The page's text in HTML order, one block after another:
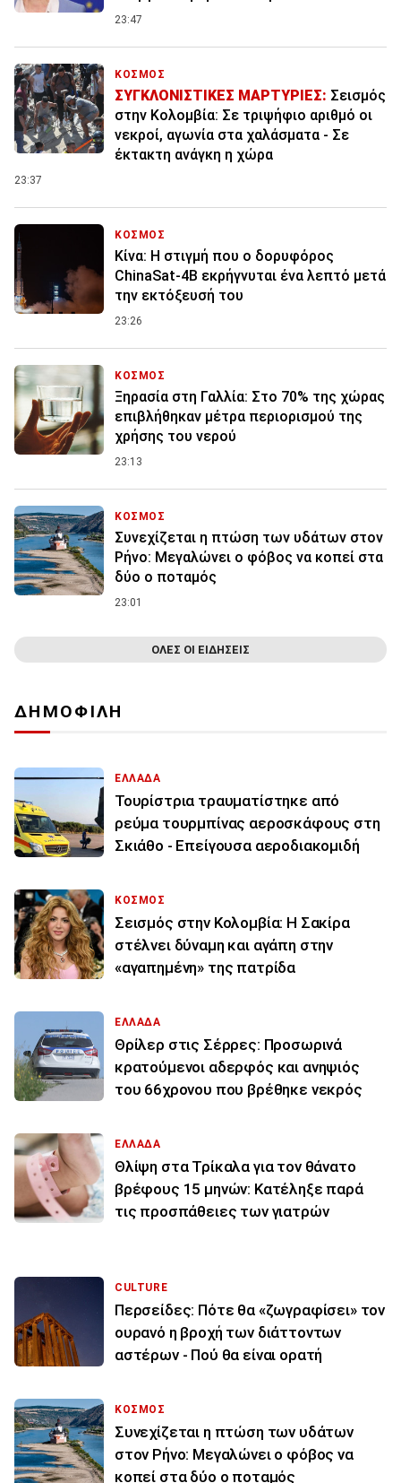
23:47
ΚΟΣΜΟΣ
ΣΥΓΚΛΟΝΙΣΤΙΚΕΣ ΜΑΡΤΥΡΙΕΣ: Σεισμός
στην Κολομβία: Σε τριψήφιο αριθμό οι
νεκροί, αγωνία στα χαλάσματα - Σε
έκτακτη ανάγκη η χώρα
23:37
ΚΟΣΜΟΣ
Κίνα: Η στιγμή που ο δορυφόρος
ChinaSat-4B εκρήγνυται ένα λεπτό μετά
την εκτόξευσή του
23:26
ΚΟΣΜΟΣ
Ξηρασία στη Γαλλία: Στο 70% της χώρας
επιβλήθηκαν μέτρα περιορισμού της
χρήσης του νερού
23:13
ΚΟΣΜΟΣ
Συνεχίζεται η πτώση των υδάτων στον
Ρήνο: Μεγαλώνει ο φόβος να κοπεί στα
δύο ο ποταμός
23:01
ΟΛΕΣ ΟΙ ΕΙΔΗΣΕΙΣ
ΔΗΜΟΦΙΛΗ
ΕΛΛΑΔΑ
Τουρίστρια τραυματίστηκε από
ρεύμα τουρμπίνας αεροσκάφους στη
Σκιάθο - Επείγουσα αεροδιακομιδή
ΚΟΣΜΟΣ
Σεισμός στην Κολομβία: Η Σακίρα
στέλνει δύναμη και αγάπη στην
«αγαπημένη» της πατρίδα
ΕΛΛΑΔΑ
Θρίλερ στις Σέρρες: Προσωρινά
κρατούμενοι αδερφός και ανηψιός
του 66χρονου που βρέθηκε νεκρός
ΕΛΛΑΔΑ
Θλίψη στα Τρίκαλα για τον θάνατο
βρέφους 15 μηνών: Κατέληξε παρά
τις προσπάθειες των γιατρών
CULTURE
Περσείδες: Πότε θα «ζωγραφίσει» τον
ουρανό η βροχή των διάττοντων
αστέρων - Πού θα είναι ορατή
ΚΟΣΜΟΣ
Συνεχίζεται η πτώση των υδάτων
στον Ρήνο: Μεγαλώνει ο φόβος να
κοπεί στα δύο ο ποταμός